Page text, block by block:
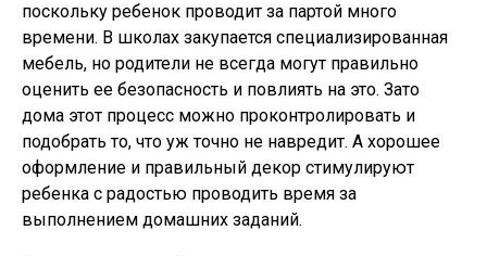
поскольку ребенок проводит за партой много
времени. В школах закупается специализированная
мебель, но родители не всегда могут правильно
оценить ее безопасность и повлиять на это. Зато
дома этот процесс можно проконтролировать и
подобрать то, что уж точно не навредит. А хорошее
оформление и правильный декор стимулируют
ребенка с радостью проводить время за
выполнением домашних заданий.